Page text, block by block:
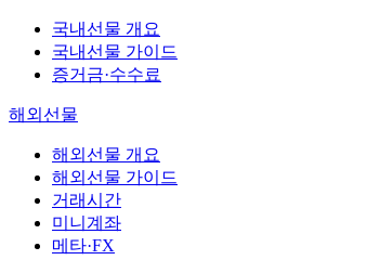
국내선물 개요
국내선물 가이드
증거금·수수료
해외선물
해외선물 개요
해외선물 가이드
거래시간
미니계좌
메타·FX